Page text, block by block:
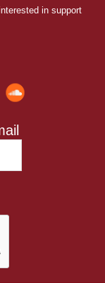
in support